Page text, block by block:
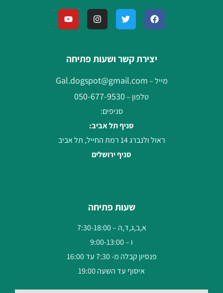
יצירת קשר ושעות פתיחה
מייל –Gal.dogspot@gmail.com
טלפון –050-677-9530
סניפים:
סניף תל אביב:
ראול ולנברג 14 רמת החייל, תל אביב
סניף ירושלים
שעות פתיחה
א,ב,ג,ד,ה – 7:30-18:00
ו – 9:00-13:00
פנסיון קבלה מ- 7:30 עד 16:00
איסוף עד השעה 19:00